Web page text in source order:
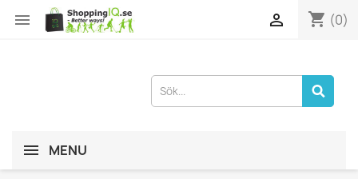
 shopping_cart (0)

MENU